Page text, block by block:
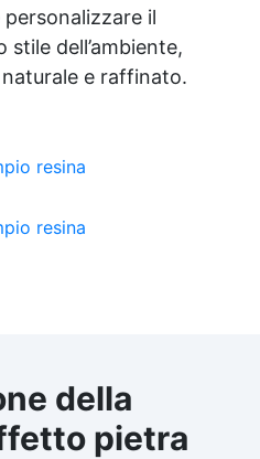
il
stile dell’ambiente,
e raffinato.
della
pietra